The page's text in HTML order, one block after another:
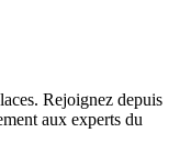
Rejoignez depuis
aux experts du